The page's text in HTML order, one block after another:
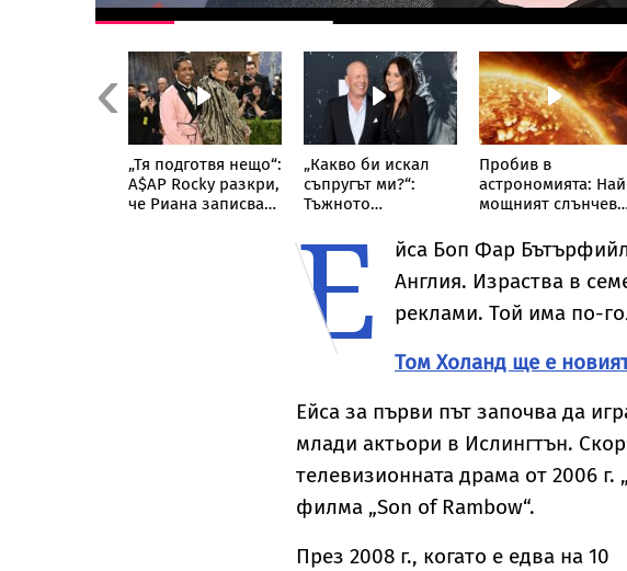
Previous
„Тя подготвя нещо“:
A$AP Rocky разкри,
че Риана записва
„Какво би искал
съпругът ми?“:
Тъжното
съпругата на Брус
Уилис след юбилея
ѝ
Пробив в
астрономията:
мощният слънчев
невиждано досега
явление
Е
йса Боп Фар
Англия. Израства в
реклами. Той има по-
Том Холанд ще е
Ейса за първи път започва да
млади актьори в Ислингтън.
телевизионната драма от 2006 г.
филма „Son of Rambow“.
През 2008 г., когато е едва на 10